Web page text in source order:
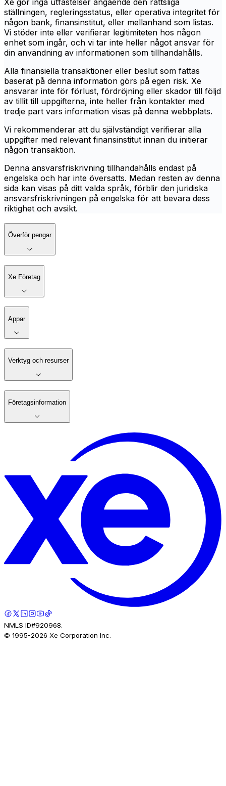
Xe gör inga utfästelser angående den rättsliga
ställningen, regleringsstatus, eller operativa integritet för
någon bank, finansinstitut, eller mellanhand som listas.
Vi stöder inte eller verifierar legitimiteten hos någon
enhet som ingår, och vi tar inte heller något ansvar för
din användning av informationen som tillhandahålls.
Alla finansiella transaktioner eller beslut som fattas
baserat på denna information görs på egen risk. Xe
ansvarar inte för förlust, fördröjning eller skador till följd
av tillit till uppgifterna, inte heller från kontakter med
tredje part vars information visas på denna webbplats.
Vi rekommenderar att du självständigt verifierar alla
uppgifter med relevant finansinstitut innan du initierar
någon transaktion.
Denna ansvarsfriskrivning tillhandahålls endast på
engelska och har inte översatts. Medan resten av denna
sida kan visas på ditt valda språk, förblir den juridiska
ansvarsfriskrivningen på engelska för att bevara dess
riktighet och avsikt.
Överför pengar
Xe Företag
Appar
Verktyg och resurser
Företagsinformation
NMLS ID#920968.
© 1995-2026 Xe Corporation Inc.